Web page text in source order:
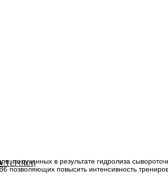
в результате гидролиза
повысить интенсивность